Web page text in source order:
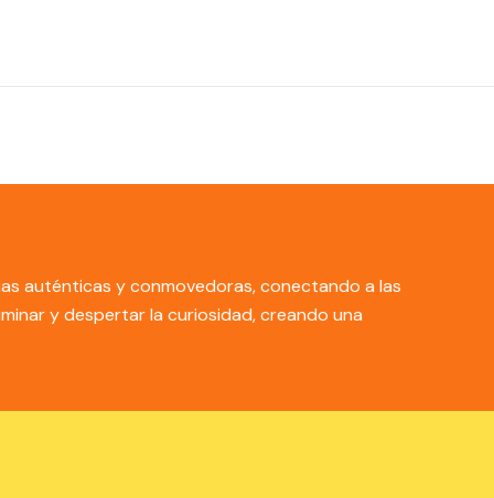
auténticas y conmovedoras, conectando a las
y despertar la curiosidad, creando una